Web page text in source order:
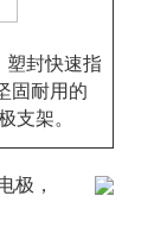
塑封快速指
固耐用的
支架。
极，